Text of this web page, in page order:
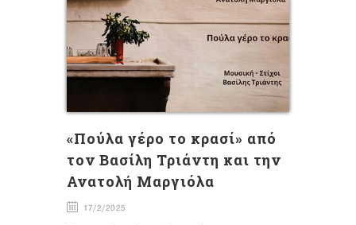
«Πούλα γέρο το κρασί» από
τον Βασίλη Τριάντη και την
Ανατολή Μαργιόλα
17/2/2025